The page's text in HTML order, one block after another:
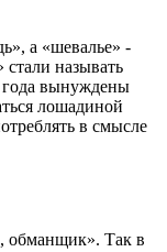
а «шевалье» -
называть
года вынуждены
лошадиной
в смысле
обманщик». Так в